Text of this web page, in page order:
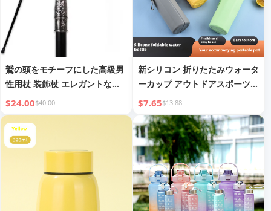
鷲の頭をモチーフにした高級男
性用杖 装飾杖 エレガントなフ
ァッション ヴィンテージ ハン
ドケーン 93cm
$24.00$40.00
新シリコン 折りたたみウォータ
ーカップ アウトドアスポーツ
ウォーターボトル ポータブルカ
ップ 落下防止 旅行 マウスウォ
ッシュカップ 卸売
$7.65$13.88